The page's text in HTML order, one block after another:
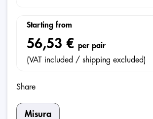
Starting from
56,53 € per pair
(VAT included / shipping excluded)
Share
Misura